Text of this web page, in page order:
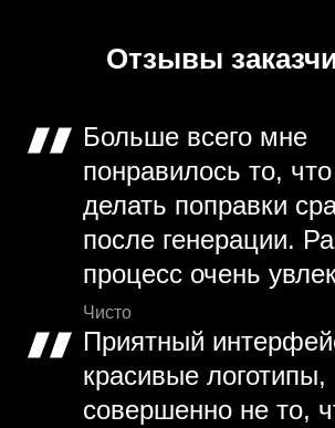
Отзывы
Больше всего мне
понравилось то,
делать поправки
после генерации.
процесс очень
Чисто
Приятный
красивые логотипы,
совершенно не то,